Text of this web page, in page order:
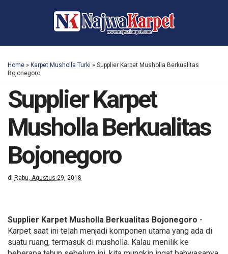
Home » Karpet Musholla Turki » Supplier Karpet Musholla Berkualitas
Bojonegoro
Supplier Karpet
Musholla Berkualitas
Bojonegoro
di Rabu, Agustus 29, 2018
Supplier Karpet Musholla Berkualitas Bojonegoro -
Karpet saat ini telah menjadi komponen utama yang ada di
suatu ruang, termasuk di musholla. Kalau menilik ke